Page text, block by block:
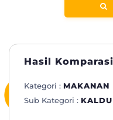
Hasil
Kategori : MAKANAN
Sub Kategori :